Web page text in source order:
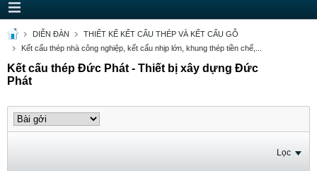
DIỄN ĐÀN
THIẾT KẾ KẾT CẤU THÉP VÀ KẾT CẤU GỖ
Kết cấu thép nhà công nghiệp, kết cấu nhịp lớn, khung thép tiền chế,...
Kết cấu thép Đức Phát - Thiết bị xây dựng Đức
Phát
Lọc